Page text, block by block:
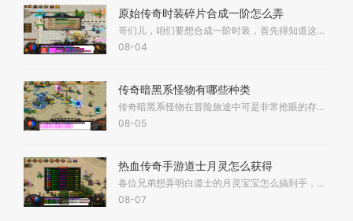
原始传奇时装碎片合成一阶怎么弄
哥们儿，咱们要想合成一阶时装，首先得知道这功能不是一开服就有的。你得耐心等等，一般在开服一个多月后，锻造功能里的那个熔炉才会开启时装合成。 开服具体天数说法不太一样
08-04
传奇暗黑系怪物有哪些种类
传奇暗黑系怪物在冒险旅途中可是非常抢眼的存在，咱们可以先从普通类型开始了解。这些常见的暗黑怪物包括了魔窟蜘蛛、骷髅战士、暗黑战士等，它们通常是咱们进入地图后最先遇
08-05
热血传奇手游道士月灵怎么获得
各位兄弟想弄明白道士的月灵宝宝怎么搞到手，这事说简单也简单说难也难。咱们都知道月灵可是道士的好帮手，攻击力相当猛，打怪打架都是个狠角色。你想要得到这个强力宝宝，只
08-07